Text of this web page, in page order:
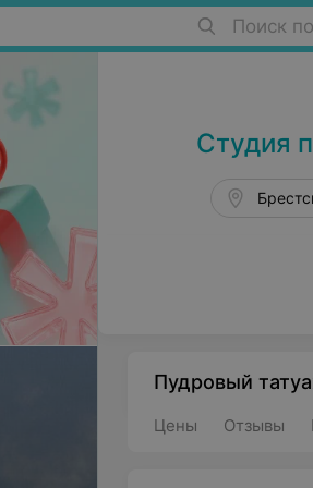
Поиск
Тату в Бресте
Студия
Пудровый
Цены Отзывы